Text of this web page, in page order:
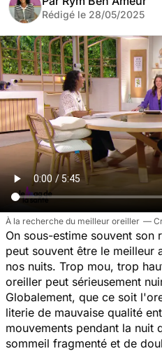
Rédigé le 28/05/2025
À la recherche du meilleur oreiller
On sous-estime souvent son
peut souvent être le meilleur
nos nuits. Trop mou, trop
oreiller peut sérieusement
Globalement, que ce soit
literie de mauvaise qualité
mouvements pendant la nuit
sommeil fragmenté et de